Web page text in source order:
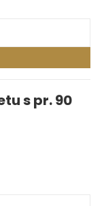
s pr. 90